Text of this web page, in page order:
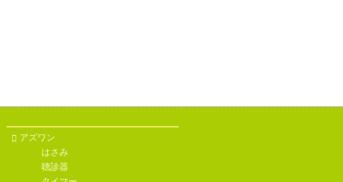
アズワン
はさみ
聴診器